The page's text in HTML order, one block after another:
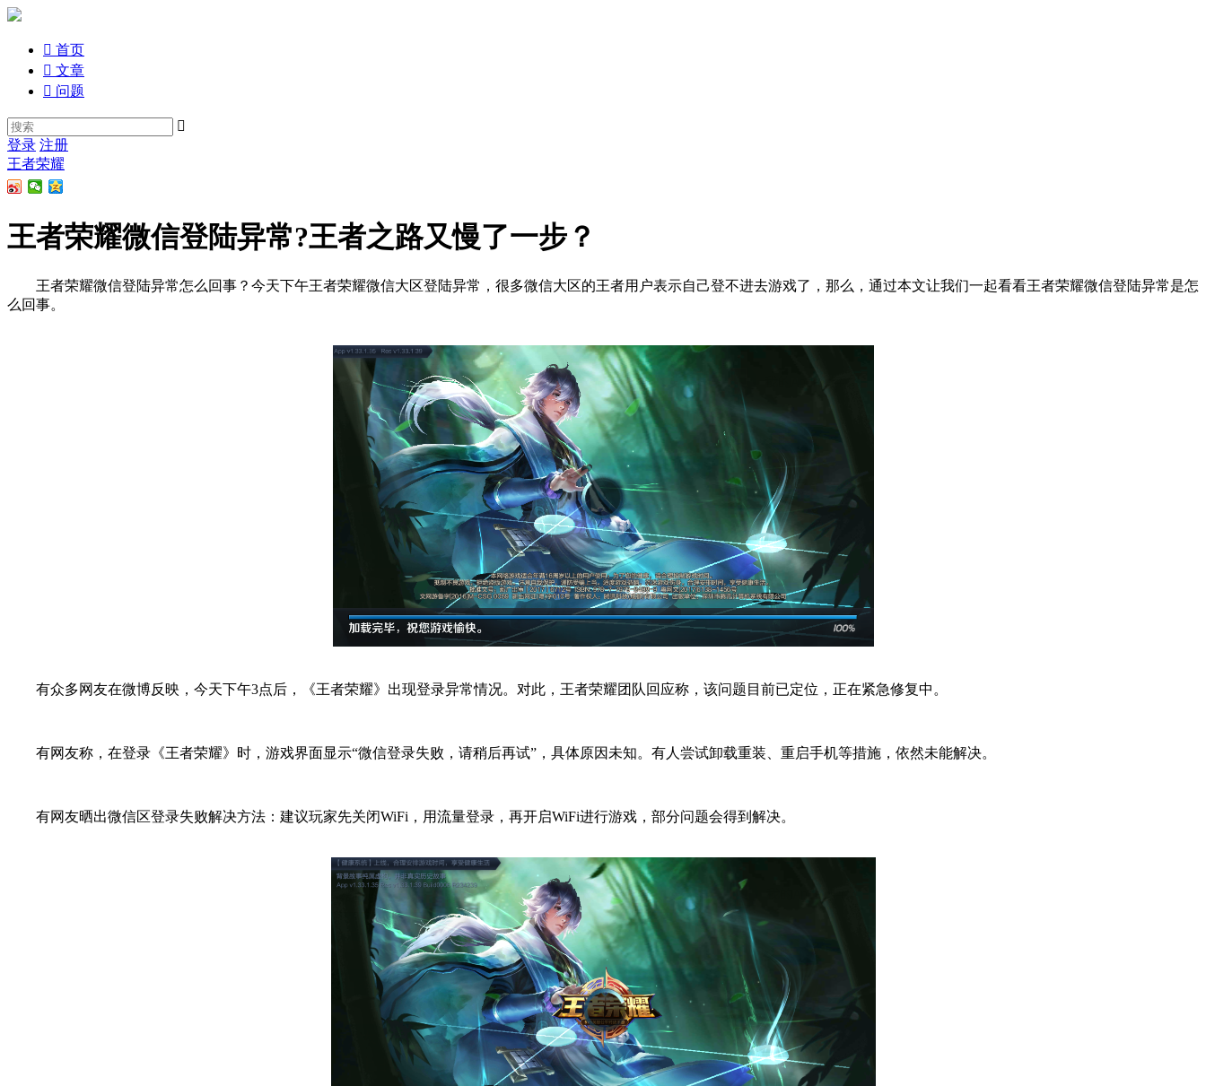
 首页
 文章
 问题

登录 注册
王者荣耀
王者荣耀微信登陆异常?王者之路又慢了一步？
王者荣耀微信登陆异常怎么回事？今天下午王者荣耀微信大区登陆异常，很多微信大区的王者用户表示自己登不进去游戏了，那么，通过本文让我们一起看看王者荣耀微信登陆异常是怎
么回事。
有众多网友在微博反映，今天下午3点后，《王者荣耀》出现登录异常情况。对此，王者荣耀团队回应称，该问题目前已定位，正在紧急修复中。
有网友称，在登录《王者荣耀》时，游戏界面显示“微信登录失败，请稍后再试”，具体原因未知。有人尝试卸载重装、重启手机等措施，依然未能解决。
有网友晒出微信区登录失败解决方法：建议玩家先关闭WiFi，用流量登录，再开启WiFi进行游戏，部分问题会得到解决。